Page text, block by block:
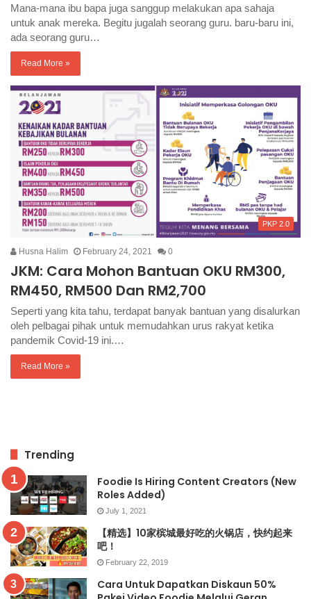
Mana-mana ibu bapa juga sanggup melakukan apa sahaja
untuk anak mereka. Begitu jugalah seorang guru. baru-baru ini,
ada seorang guru…
Read More »
PKP 2.0
Husna Halim February 24, 2021 0
JKM: Cara Mohon Bantuan OKU RM300,
RM450, RM500 Dan RM2,700
Seperti yang kita tahu, terdapat banyak bantuan yang disalurkan
oleh pelbagai pihak untuk memudahkan urus rakyat ketika
pandemik Covid-19 ini.…
Read More »
Trending
Foodie Is Hiring Content Creators (New
Roles Added)
July 1, 2021
【精选】10家槟城最好吃的火锅店，快约起来
吧！
February 22, 2019
Cara Untuk Dapatkan Diskaun 50%